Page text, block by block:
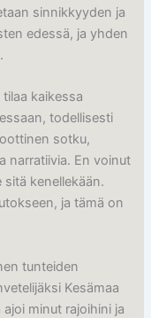
sinnikkyyden ja
edessä, ja yhden
kaikessa
todellisesti
sotku,
narratiivia. En voinut
kenellekään.
ja tämä on
tunteiden
Kesämaa
minut rajoihini ja